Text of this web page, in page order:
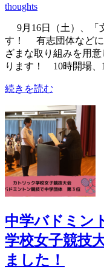
thoughts
9月16日（土）、「
す！ 有志団体などに
ざまな取り組みを用
ります！ 10時開場、
続きを読む
中学バドミン
学校女子競技
ました！